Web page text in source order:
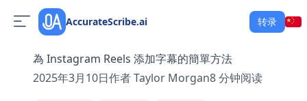
AccurateScribe.ai 转录
為 Instagram Reels 添加字幕的簡單方法
2025年3月10日作者Taylor Morgan8分钟阅读